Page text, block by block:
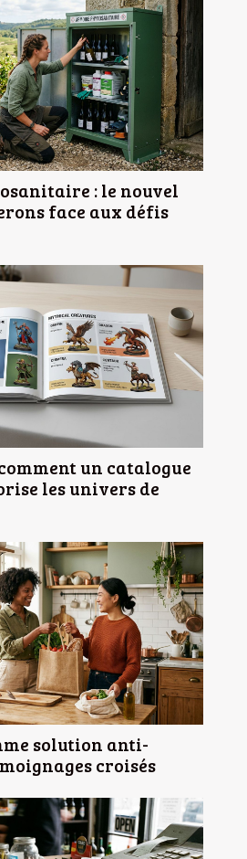
: le nouvel
face aux défis
un catalogue
les univers de
solution anti-
croisés